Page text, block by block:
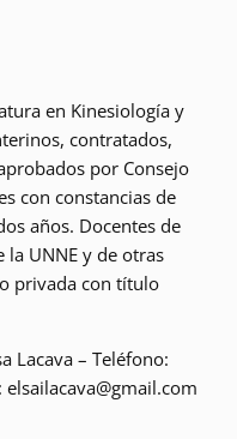
en Kinesiología y
contratados,
por Consejo
con constancias de
años. Docentes de
la UNNE y de otras
privada con título
Lacava – Teléfono: